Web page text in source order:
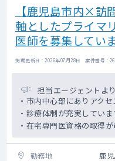
【鹿児島市内×訪
軸としたプライマ
医師を募集してい
掲載更新日 : 2026年07月28日 案件番号 :
担当エージェントより
・市内中心部にありアク
・診療体制が充実していま
・在宅専門医資格の取得
勤務地 鹿